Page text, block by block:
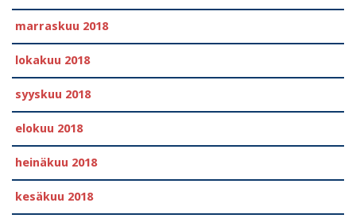
marraskuu 2018
lokakuu 2018
syyskuu 2018
elokuu 2018
heinäkuu 2018
kesäkuu 2018